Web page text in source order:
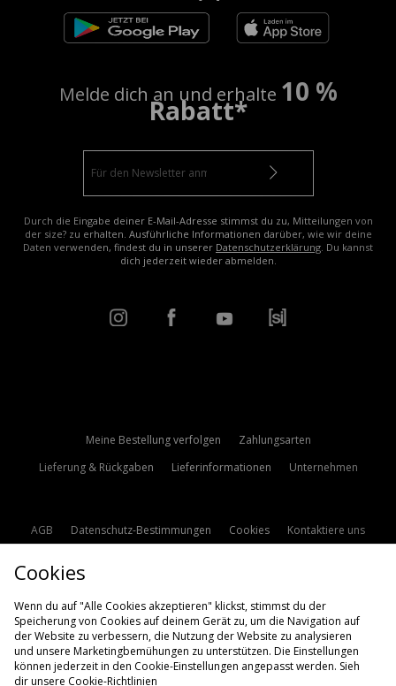
Melde dich an und erhalte 10 %
Rabatt*
Durch die Eingabe deiner E-Mail-Adresse stimmst du zu, Mitteilungen von
der size? zu erhalten. Ausführliche Informationen darüber, wie wir deine
Daten verwenden, findest du in unserer Datenschutzerklärung . Du kannst
dich jederzeit wieder abmelden.
Meine Bestellung verfolgen
Zahlungsarten
Lieferung & Rückgaben
Lieferinformationen Unternehmen
AGB Datenschutz-Bestimmungen Cookies
Kontaktiere uns
Cookies
Wenn du auf "Alle Cookies akzeptieren" klickst, stimmst du der
Speicherung von Cookies auf deinem Gerät zu, um die Navigation auf
der Website zu verbessern, die Nutzung der Website zu analysieren
und unsere Marketingbemühungen zu unterstützen. Die Einstellungen
können jederzeit in den Cookie-Einstellungen angepasst werden. Sieh
dir unsere Cookie-Richtlinien